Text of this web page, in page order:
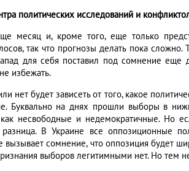
политических исследований и
месяц и, кроме того, еще только
так что прогнозы делать пока
для себя поставил под сомнение еще
избежать.
нет будет зависеть от того, какое
Буквально на днях прошли выборы в
несвободные и недемократичные. Но
разница. В Украине все оппозиционные
сомнение, что оппозиция будет
выборов легитимными нет. Но тем